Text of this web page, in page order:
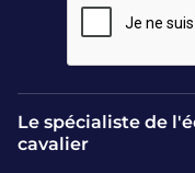
Le spécialiste de
cavalier